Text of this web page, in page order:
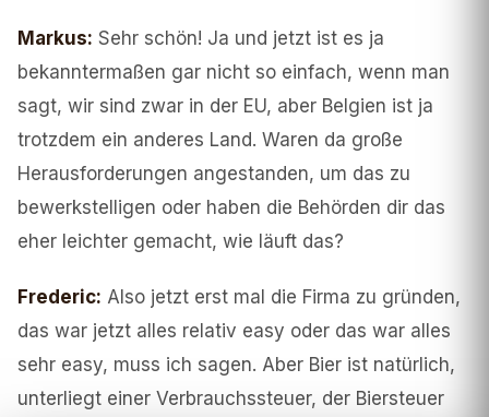
Markus: Sehr schön! Ja und jetzt ist es ja
bekanntermaßen gar nicht so einfach, wenn man
sagt, wir sind zwar in der EU, aber Belgien ist ja
trotzdem ein anderes Land. Waren da große
Herausforderungen angestanden, um das zu
bewerkstelligen oder haben die Behörden dir das
eher leichter gemacht, wie läuft das?
Frederic: Also jetzt erst mal die Firma zu gründen,
das war jetzt alles relativ easy oder das war alles
sehr easy, muss ich sagen. Aber Bier ist natürlich,
unterliegt einer Verbrauchssteuer, der Biersteuer